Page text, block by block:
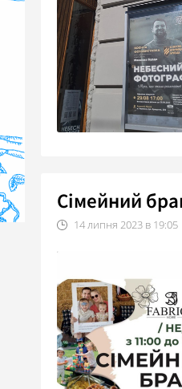
Сімейний
14липня 2023 в 19:05